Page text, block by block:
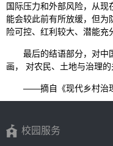
国际压力和外部风险，从
能会较此前有所放缓，但为
险可控、红利较大、潜能充
最后的结语部分，对中
画， 对农民、土地与治理的
——摘自《现代乡村治
校园服务